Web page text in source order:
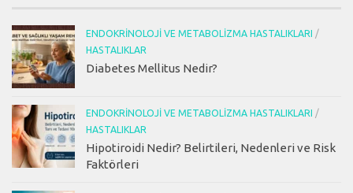
ENDOKRINOLOJI VE METABOLIZMA HASTALIKLARI
/
HASTALIKLAR
Diabetes Mellitus Nedir?
ENDOKRINOLOJI VE METABOLIZMA HASTALIKLARI
/
HASTALIKLAR
Hipotiroidi Nedir? Belirtileri, Nedenleri ve Risk
Faktörleri